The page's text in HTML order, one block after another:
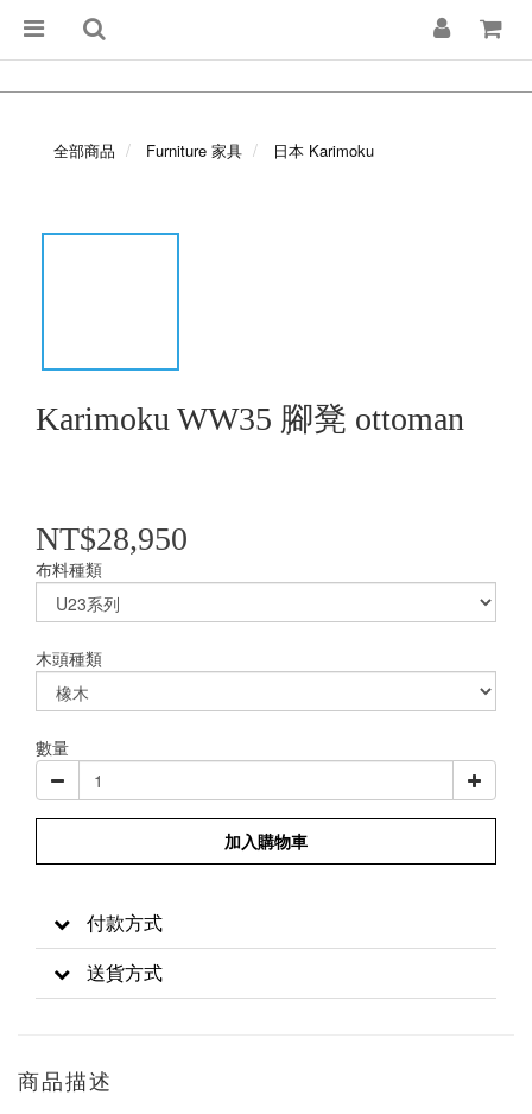
全部商品 Furniture 家具 日本 Karimoku
Karimoku WW35 腳凳 ottoman
NT$28,950
布料種類
木頭種類
數量
加入購物車
付款方式
送貨方式
商品描述